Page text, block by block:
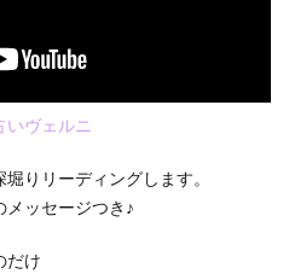
いヴェルニ
りリーディングします。
メッセージつき♪
だけ